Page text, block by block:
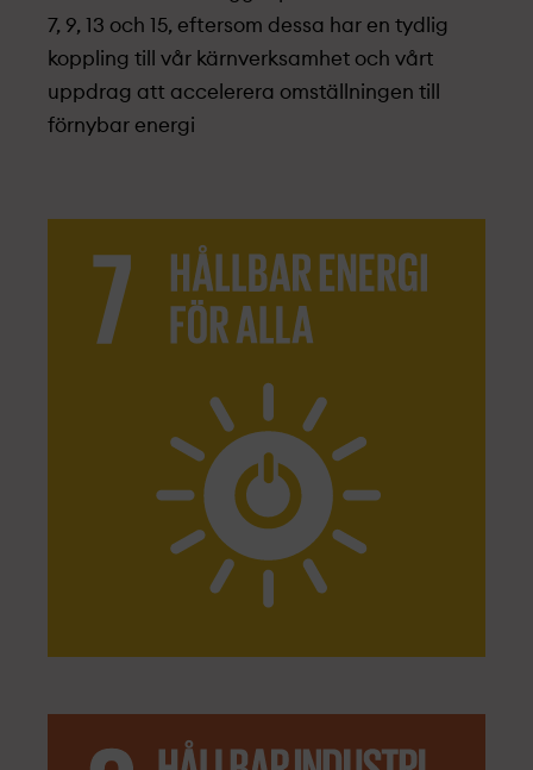
7, 9, 13 och 15, eftersom dessa har en tydlig
koppling till vår kärnverksamhet och vårt
uppdrag att accelerera omställningen till
förnybar energi